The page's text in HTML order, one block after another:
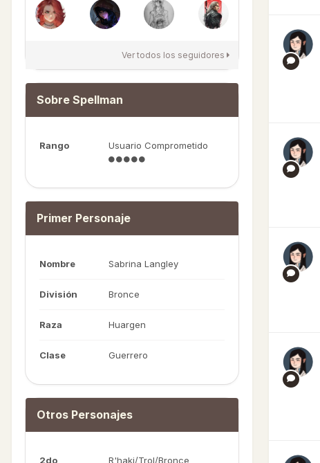
Ver todos los seguidores
Sobre Spellman
Rango Usuario Comprometido
Primer Personaje
Nombre Sabrina Langley
División Bronce
Raza Huargen
Clase Guerrero
Otros Personajes
2do
R'haki/Trol/Bronce